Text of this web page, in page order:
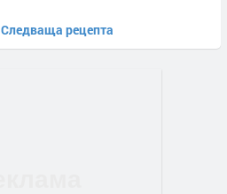
Следваща рецепта